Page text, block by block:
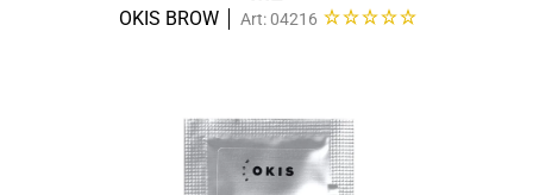
OKIS BROW Art: 04216